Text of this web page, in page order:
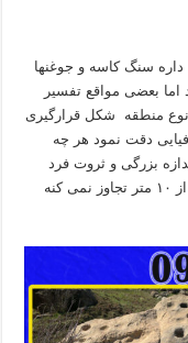
داره سنگ کاسه و جوغنها
بعضی مواقع تفسیر
نوع منطقه شکل قرارگیری
دقت نمود هر چه
بزرگی و ثروت فرد
متوفی رو می رسونه معمولا فاصله کاسه تا قبر از ۱۰ متر تجاوز نمی کنه